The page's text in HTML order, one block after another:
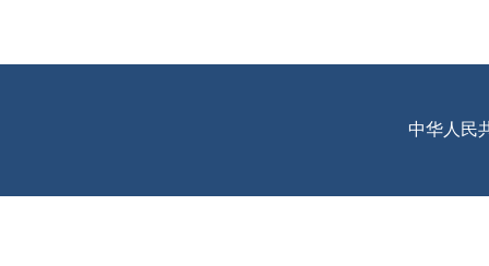
中华人民